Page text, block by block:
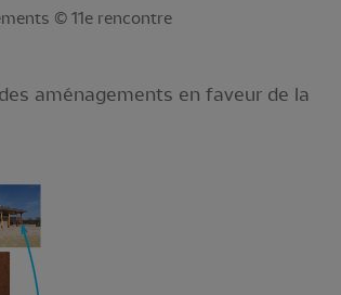
© 11e rencontre
aménagements en faveur de la